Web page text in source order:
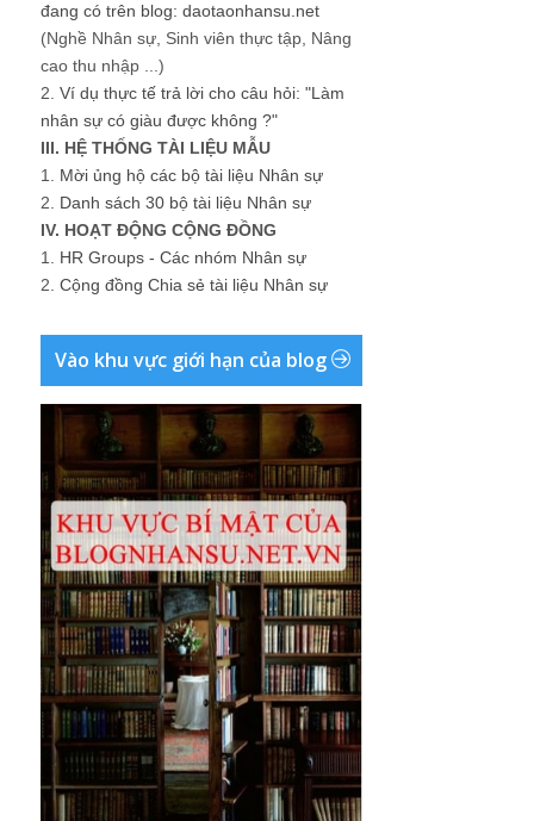
đang có trên blog: daotaonhansu.net
(Nghề Nhân sự, Sinh viên thực tập, Nâng
cao thu nhập ...)
2. Ví dụ thực tế trả lời cho câu hỏi: "Làm
nhân sự có giàu được không ?"
III. HỆ THỐNG TÀI LIỆU MẪU
1. Mời ủng hộ các bộ tài liệu Nhân sự
2. Danh sách 30 bộ tài liệu Nhân sự
IV. HOẠT ĐỘNG CỘNG ĐỒNG
1. HR Groups - Các nhóm Nhân sự
2. Cộng đồng Chia sẻ tài liệu Nhân sự
Vào khu vực giới hạn của blog